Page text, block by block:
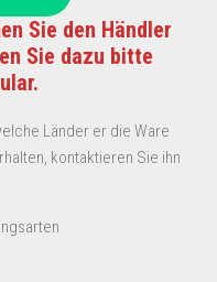
Sie den Händler
Sie dazu bitte
Länder er die Ware
kontaktieren Sie ihn